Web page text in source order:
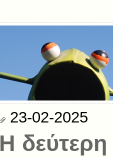
23-02-2025
Η δεύτερη